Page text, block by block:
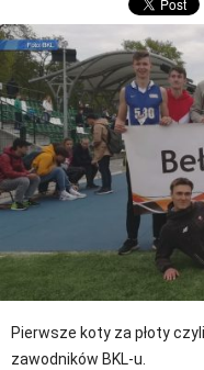
Pierwsze koty za płoty
zawodników BKL-u.